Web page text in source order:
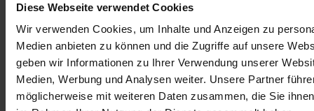
Diese Webseite verwendet Cookies
Wir verwenden Cookies, um Inhalte und Anzeigen zu
Medien anbieten zu können und die Zugriffe auf unsere
geben wir Informationen zu Ihrer Verwendung unserer
Medien, Werbung und Analysen weiter. Unsere Partner
möglicherweise mit weiteren Daten zusammen, die Sie
Mamas Werkstatt
ist eine soziale Einrichtung der St. Elisabeth Stiftung zur
Arbeitsmarkt-Integration alleinerziehender Mütter in der derzeitigen Lage.
Was hat denn der Hase im Sackerl versteckt?